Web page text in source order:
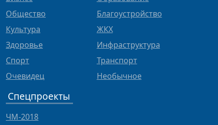
Общество
Культура
Здоровье
Спорт
Очевидец
Благоустройство
ЖКХ
Инфраструктура
Транспорт
Необычное
Спецпроекты
ЧМ-2018